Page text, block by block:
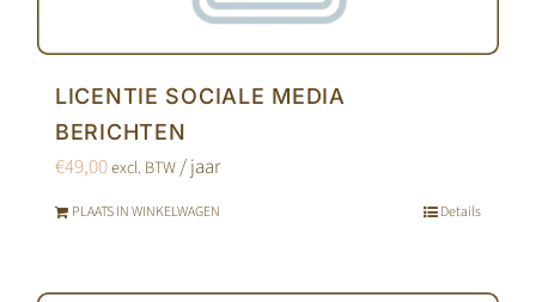
LICENTIE SOCIALE MEDIA
BERICHTEN
€49,00excl. BTW/ jaar
PLAATS IN WINKELWAGEN Details